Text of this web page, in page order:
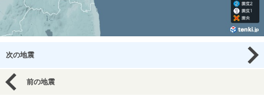
次の地震
前の地震